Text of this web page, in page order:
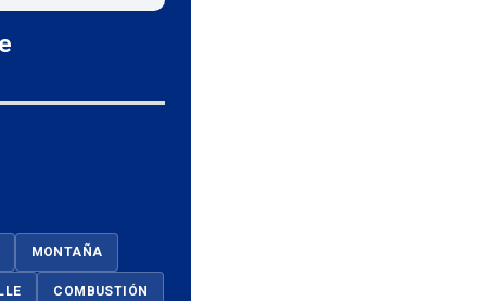
MONTAÑA
COMBUSTIÓN